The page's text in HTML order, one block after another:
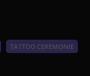
TATTOO CEREMONIE